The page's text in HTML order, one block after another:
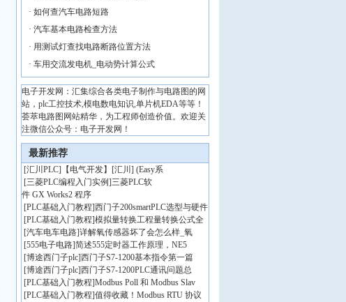
· 如何查汽车电路短路
· 汽车基本电路检查方法
· 用测试灯查找电路断路位置方法
· 车用交流发电机_电动势计算公式
电子开发网：汇集综合各类电子制作与电路图的网
站，plc工控技术,模电数电知识,单片机EDA等等！
荟萃电路图网站精华，为工程师创造价值。欢迎关
注微信公众号：电子开发网！
最新推荐
[汇川PLC] 【电气开发】[汇川] (Easy系
[三菱PLC编程入门实例]三菱PLC软
件 GX Works2 程序
[PLC基础入门教程]西门子200smartPLC选型与硬件
[PLC基础入门教程]模拟量转换工程量转换公式全
[汽车电车电路]详解氧传感器坏了会怎么样_氧
[555电子电路]简述555定时器工作原理，NE5
[博途西门子plc]西门子S7-1200基本指令第一篇
[博途西门子plc]西门子S7-1200PLC通讯问题总
[PLC基础入门教程]Modbus Poll 和 Modbus Slav
[PLC基础入门教程]值得收藏！Modbus RTU 协议